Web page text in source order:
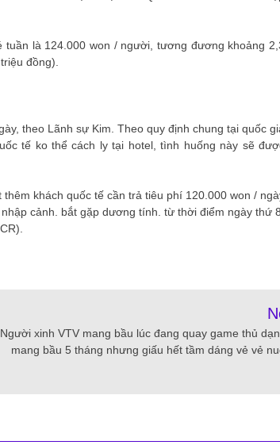
là 124.000 won / người, tương đương khoảng
đồng).
theo Lãnh sự Kim. Theo quy định chung tại quốc
tế ko thể cách ly tại hotel, tình huống này sẽ
khách quốc tế cần trả tiêu phí 120.000 won /
cảnh. bắt gặp dương tính. từ thời điểm ngày thứ 8,
Người xinh VTV mang bầu lúc đang quay game thủ
mang bầu 5 tháng nhưng giấu hết tầm dáng vẻ vẻ